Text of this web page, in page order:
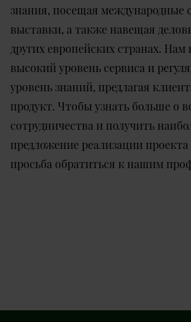
знания, посещая международные
выставки, а также навещая
других европейских странах.
высокий уровень сервиса и
уровень знаний, предлагая
продукт. Чтобы узнать больше о
сотрудничества и получить
предложение реализации проекта
просьба обратиться к нашим